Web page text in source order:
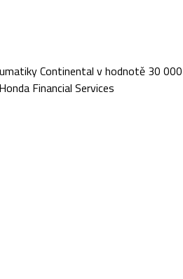
Continental v hodnotě 30
Financial Services